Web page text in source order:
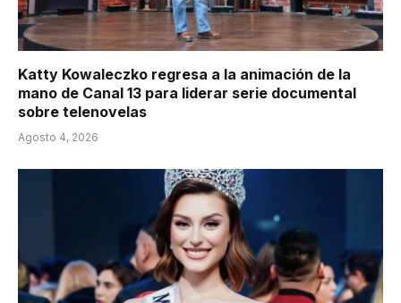
Katty Kowaleczko regresa a la animación de la
mano de Canal 13 para liderar serie documental
sobre telenovelas
Agosto 4, 2026